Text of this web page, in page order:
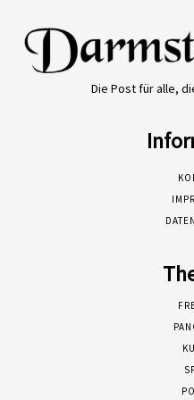
Die Post für alle,